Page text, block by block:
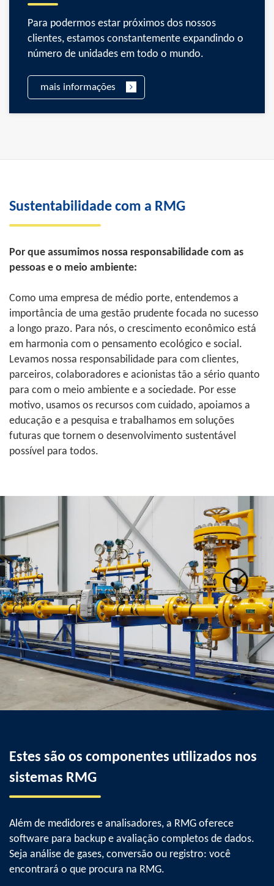
Para podermos estar próximos dos nossos
clientes, estamos constantemente expandindo o
número de unidades em todo o mundo.
mais informações
Sustentabilidade com a RMG
Por que assumimos nossa responsabilidade com as
pessoas e o meio ambiente:
Como uma empresa de médio porte, entendemos a
importância de uma gestão prudente focada no sucesso
a longo prazo. Para nós, o crescimento econômico está
em harmonia com o pensamento ecológico e social.
Levamos nossa responsabilidade para com clientes,
parceiros, colaboradores e acionistas tão a sério quanto
para com o meio ambiente e a sociedade. Por esse
motivo, usamos os recursos com cuidado, apoiamos a
educação e a pesquisa e trabalhamos em soluções
futuras que tornem o desenvolvimento sustentável
possível para todos.
Estes são os componentes utilizados nos
sistemas RMG
Além de medidores e analisadores, a RMG oferece
software para backup e avaliação completos de dados.
Seja análise de gases, conversão ou registro: você
encontrará o que procura na RMG.